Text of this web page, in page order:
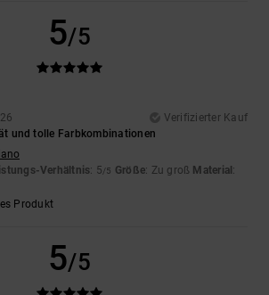
5/5
Verifizierter Kauf
und tolle Farbkombinationen
Verhältnis: 5/5 Größe: Zu groß Material :
Produkt
5/5